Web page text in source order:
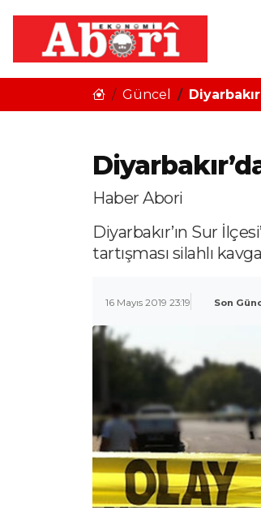
Güncel
Haber Abori
Diyarbakır’ın Sur
tartışması silahlı
16 Mayıs 2019 23:19 Son